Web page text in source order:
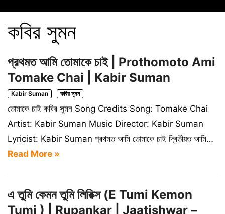
কবির সুমন
প্রথমত আমি তোমাকে চাই | Prothomoto Ami
Tomake Chai | Kabir Suman
Kabir Suman কবির সুমন
তোমাকে চাই কবির সুমন Song Credits Song: Tomake Chai
Artist: Kabir Suman Music Director: Kabir Suman
Lyricist: Kabir Suman প্রথমত আমি তোমাকে চাই দ্বিতীয়ত আমি…
Read More »
এ তুমি কেমন তুমি লিরিক্স (E Tumi Kemon
Tumi ) | Rupankar | Jaatishwar –